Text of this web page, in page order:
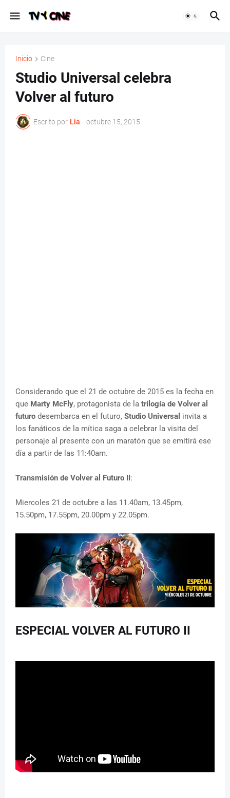
Inicio Cine
Studio Universal celebra
Volver al futuro
Escrito por Lia - octubre 15, 2015
Considerando que el 21 de octubre de 2015 es la fecha en
que Marty McFly, protagonista de la trilogía de Volver al
futuro desembarca en el futuro, Studio Universal invita a
los fanáticos de la mítica saga a celebrar la visita del
personaje al presente con un maratón que se emitirá ese
día a partir de las 11:40am.
Transmisión de Volver al Futuro II:
Miercoles 21 de octubre a las 11.40am, 13.45pm,
15.50pm, 17.55pm, 20.00pm y 22.05pm.
ESPECIAL VOLVER AL FUTURO II